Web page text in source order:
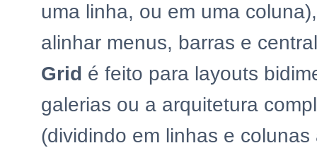
uma linha, ou em uma
alinhar menus, barras e
Grid é feito para layouts
galerias ou a arquitetura
(dividindo em linhas e